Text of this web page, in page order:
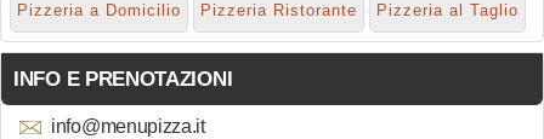
Pizzeria a Domicilio Pizzeria Ristorante Pizzeria al Taglio
INFO E PRENOTAZIONI
info@menupizza.it